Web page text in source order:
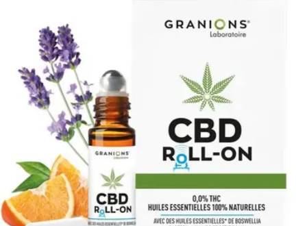
Achat et qualité
Achat UtilisationTendances CBD
Mon CBD Pro